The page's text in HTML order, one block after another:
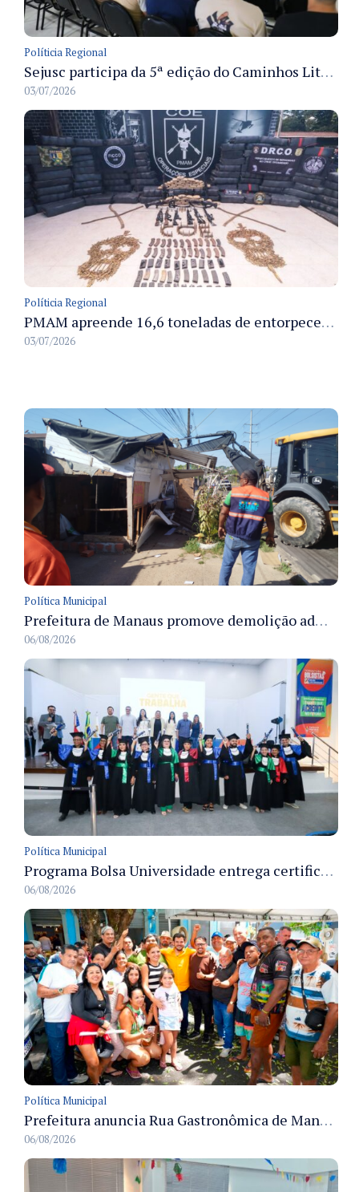
Políticia Regional
Sejusc participa da 5ª edição do Caminhos Literários com foco na cultura hip-hop nas unidades socioeducativas
03/07/2026
Políticia Regional
PMAM apreende 16,6 toneladas de entorpecentes e registra aumento nas prisões em flagrante e nas capturas de foragidos no primeiro semestre de 2026
03/07/2026
Política Municipal
Prefeitura de Manaus promove demolição administrativa de cinco estruturas que ocupavam calçada pública
06/08/2026
Política Municipal
Programa Bolsa Universidade entrega certificados a formandos em Manaus na sede do Executivo municipal
06/08/2026
Política Municipal
Prefeitura anuncia Rua Gastronômica de Manaus e garante alternativas para 54 ambulantes cadastrados
06/08/2026